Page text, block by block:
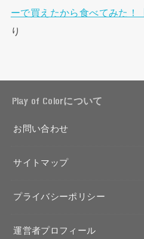
ーで買えたから食べてみた！
り
Play of Colorについて
お問い合わせ
サイトマップ
プライバシーポリシー
運営者プロフィール